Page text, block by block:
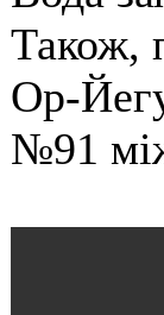
Також,
Ор-
№91